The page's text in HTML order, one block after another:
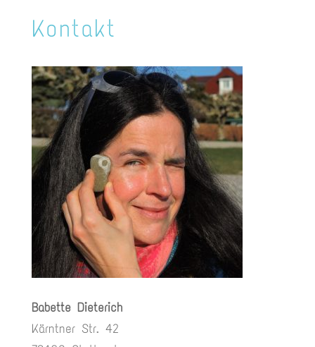
Kontakt
Babette Dieterich
Kärntner Str. 42